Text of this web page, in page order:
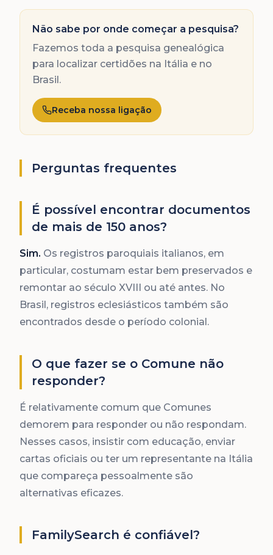
Não sabe por onde começar a pesquisa?
Fazemos toda a pesquisa genealógica
para localizar certidões na Itália e no
Brasil.
Receba nossa ligação
Perguntas frequentes
É possível encontrar documentos
de mais de 150 anos?
Sim. Os registros paroquiais italianos, em
particular, costumam estar bem preservados e
remontar ao século XVIII ou até antes. No
Brasil, registros eclesiásticos também são
encontrados desde o período colonial.
O que fazer se o Comune não
responder?
É relativamente comum que Comunes
demorem para responder ou não respondam.
Nesses casos, insistir com educação, enviar
cartas oficiais ou ter um representante na Itália
que compareça pessoalmente são
alternativas eficazes.
FamilySearch é confiável?